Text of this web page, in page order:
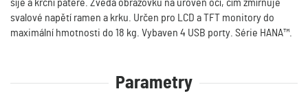
šíje a krční páteře. Zvedá obrazovku na úroveň očí, čím zmírňuje
svalové napětí ramen a krku. Určen pro LCD a TFT monitory do
maximální hmotnosti do 18 kg. Vybaven 4 USB porty. Série HANA™.
Parametry